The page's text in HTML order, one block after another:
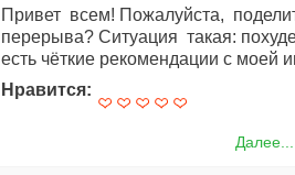
Привет всем! Пожалуйста,
перерыва? Ситуация такая:
есть чёткие рекомендации с моей
Нравится:
Далее...